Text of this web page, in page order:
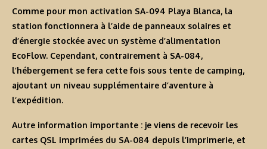
Comme pour mon activation SA-094 Playa Blanca, la
station fonctionnera à l’aide de panneaux solaires et
d’énergie stockée avec un système d’alimentation
EcoFlow. Cependant, contrairement à SA-084,
l’hébergement se fera cette fois sous tente de camping,
ajoutant un niveau supplémentaire d’aventure à
l’expédition.
Autre information importante : je viens de recevoir les
cartes QSL imprimées du SA-084 depuis l’imprimerie, et